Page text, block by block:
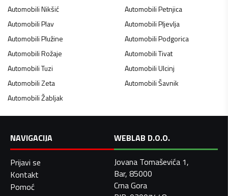
AutomobiliNikšić AutomobiliPetnjica
AutomobiliPlav AutomobiliPljevlja
AutomobiliPlužine AutomobiliPodgorica
AutomobiliRožaje AutomobiliTivat
AutomobiliTuzi AutomobiliUlcinj
AutomobiliZeta AutomobiliŠavnik
AutomobiliŽabljak
NAVIGACIJA
Prijavi se
Kontakt
Pomoć
WEBLAB D.O.O.
Jovana Tomaševića 1,
Bar, 85000
Crna Gora